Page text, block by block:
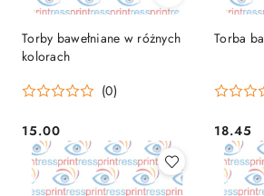
Torby bawełniane w różnych
kolorach
(0)
Cena:
15.00
Torba
Cena:
18.45